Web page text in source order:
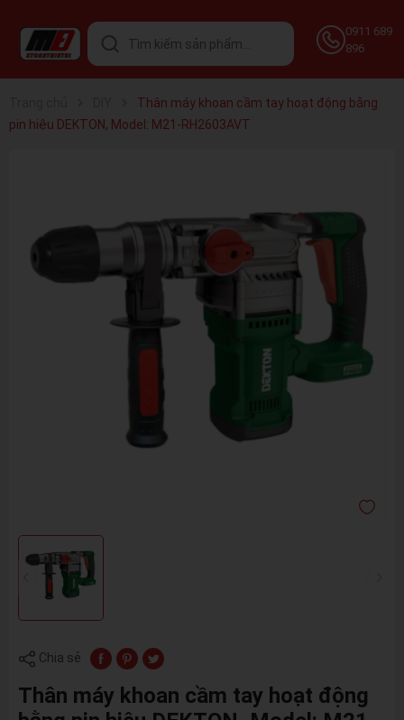
0911 689
896
Thân máy khoan cầm tay hoạt động bằng
pin hiệu DEKTON, Model: M21-RH2603AVT
Chia sẻ
Thân máy khoan cầm tay hoạt động